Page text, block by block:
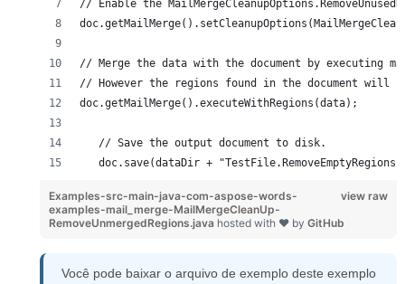
// Enable the
// Merge the data with the document by executing
// However the regions found in the document will
doc.getMailMerge().executeWithRegions(data);
   // Save the output document to disk.
doc.save(dataDir + "TestFile.RemoveEmptyRegions
view raw
Examples-src-main-java-com-aspose-words-
examples-mail_merge-MailMergeCleanUp-
RemoveUnmergedRegions.java hosted with ❤ by GitHub
Você pode baixar o arquivo de exemplo deste exemplo